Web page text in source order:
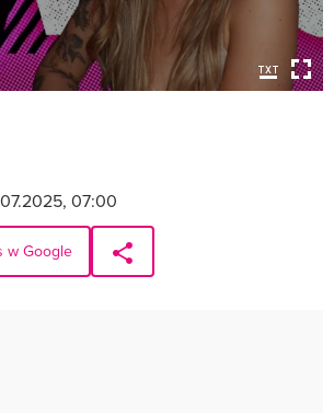
07:00
w Google